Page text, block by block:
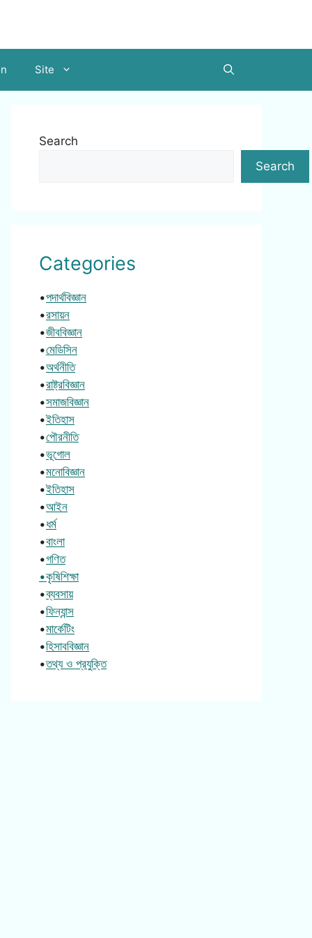
Site
Search
Search
Categories
•পদার্থবিজ্ঞান
•রসায়ন
•জীববিজ্ঞান
•মেডিসিন
•অর্থনীতি
•রাষ্ট্রবিজ্ঞান
•সমাজবিজ্ঞান
•ইতিহাস
•পৌরনীতি
•ভূগোল
•মনোবিজ্ঞান
•ইতিহাস
•আইন
•ধর্ম
•বাংলা
•গণিত
•কৃষিশিক্ষা
•ব্যবসায়
•ফিন্যান্স
•মার্কেটিং
•হিসাববিজ্ঞান
•তথ্য ও প্রযুক্তি